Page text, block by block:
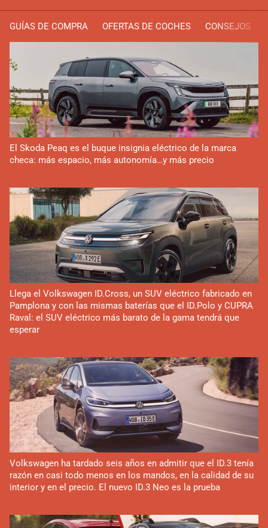
GUÍAS DE COMPRA OFERTAS DE COCHES CONSEJOS
El Skoda Peaq es el buque insignia eléctrico de la marca
checa: más espacio, más autonomía…y más precio
Llega el Volkswagen ID.Cross, un SUV eléctrico fabricado en
Pamplona y con las mismas baterías que el ID.Polo y CUPRA
Raval: el SUV eléctrico más barato de la gama tendrá que
esperar
Volkswagen ha tardado seis años en admitir que el ID.3 tenía
razón en casi todo menos en los mandos, en la calidad de su
interior y en el precio. El nuevo ID.3 Neo es la prueba